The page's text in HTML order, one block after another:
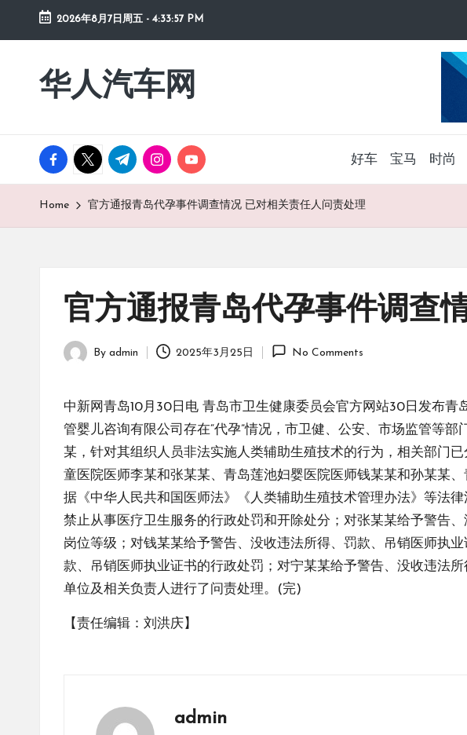
Skip
content
2026年8月7日周五 - 4:33:57 PM
华人汽车网
facebook.com
twitter.com
t.me instagram.com
youtube.com 好车 宝马 时尚
Home 官方通报青岛代孕事件调查情况 已对相关责任人问责处理
官方通报青岛代孕事件调查
Posted
By admin 2025年3月25日 No Comments
中新网青岛10月30日电 青岛市卫生健康委员会官方网站30日发布
管婴儿咨询有限公司存在“代孕”情况，市卫健、公安、市场监管等
某，针对其组织人员非法实施人类辅助生殖技术的行为，相关部门
童医院医师李某和张某某、青岛莲池妇婴医院医师钱某某和孙某某
据《中华人民共和国医师法》《人类辅助生殖技术管理办法》等法
禁止从事医疗卫生服务的行政处罚和开除处分；对张某某给予警告
岗位等级；对钱某某给予警告、没收违法所得、罚款、吊销医师执
款、吊销医师执业证书的行政处罚；对宁某某给予警告、没收违法
单位及相关负责人进行了问责处理。(完)
【责任编辑：刘洪庆】
admin